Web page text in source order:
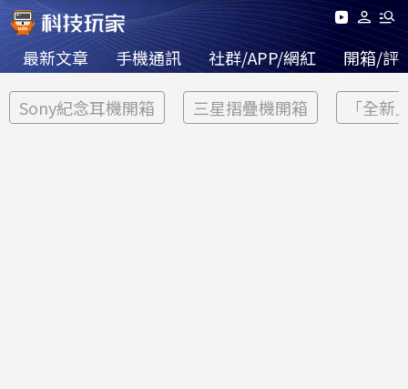
最新文章 手機通訊 社群/APP/網紅 開箱/評
Sony紀念耳機開箱 三星摺疊機開箱 「全新